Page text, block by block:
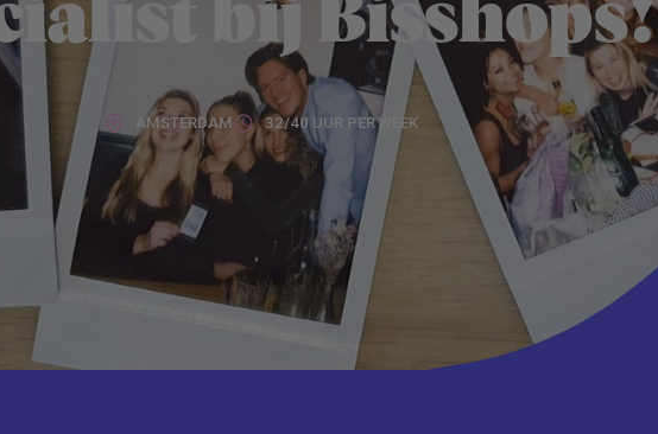
bij Bisshops!
AMSTERDAM 32/40 UUR PER WEEK